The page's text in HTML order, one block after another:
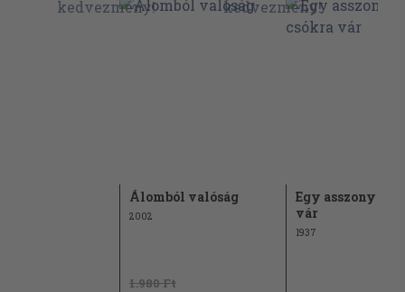
Álomból valóság
2002
1.980 Ft
Egy asszony
vár
1937